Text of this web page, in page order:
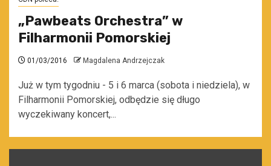
„Pawbeats Orchestra” w
Filharmonii Pomorskiej
01/03/2016 Magdalena Andrzejczak
Już w tym tygodniu - 5 i 6 marca (sobota i niedziela), w
Filharmonii Pomorskiej, odbędzie się długo
wyczekiwany koncert,...